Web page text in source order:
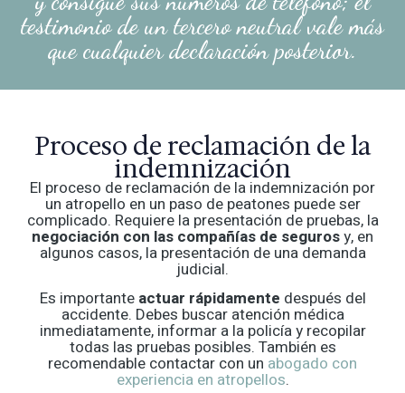
testimonio de un tercero neutral vale más
que cualquier declaración posterior.
Proceso de reclamación de la
indemnización
El proceso de reclamación de la indemnización por
un atropello en un paso de peatones puede ser
complicado. Requiere la presentación de pruebas, la
negociación con las compañías de segurosy, en
algunos casos, la presentación de una demanda
judicial.
Es importante actuar rápidamente después del
accidente. Debes buscar atención médica
inmediatamente, informar a la policía y recopilar
todas las pruebas posibles. También es
recomendable contactar con un abogado con
experiencia en atropellos.